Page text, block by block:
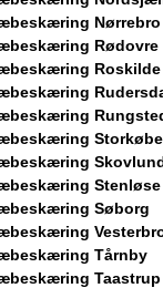
Nørrebro
Rødovre
Roskilde
Stenløse
Søborg
Tårnby
Taastrup